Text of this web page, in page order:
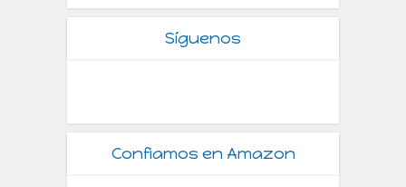
Síguenos
Confiamos en Amazon